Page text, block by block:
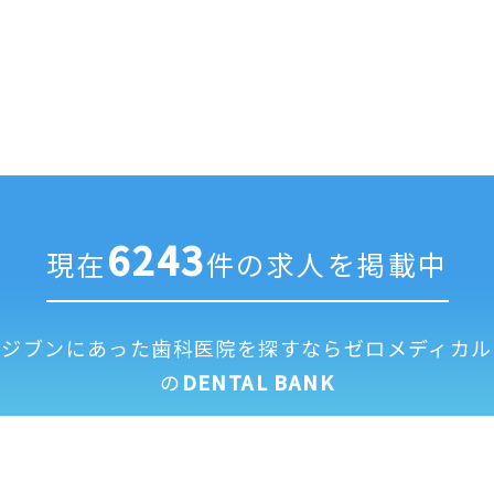
現在6243件の求人を掲載中
ジブンにあった歯科医院を探すならゼロメディカル
のDENTAL BANK